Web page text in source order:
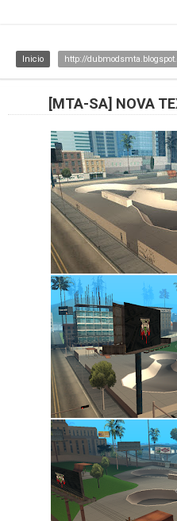
Inicio http://
[MTA-SA] NOVA